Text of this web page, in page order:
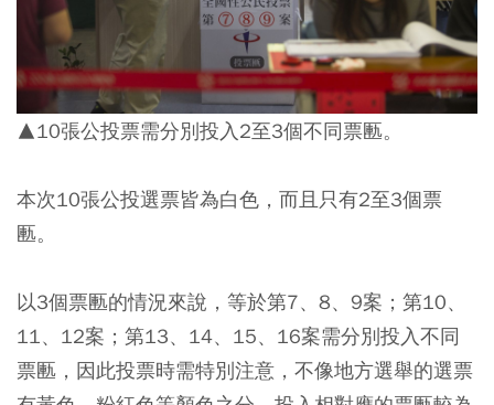
▲10張公投票需分別投入2至3個不同票匭。
本次10張公投選票皆為白色，而且只有2至3個票
匭。
以3個票匭的情況來說，等於第7、8、9案；第10、
11、12案；第13、14、15、16案需分別投入不同
票匭，因此投票時需特別注意，不像地方選舉的選票